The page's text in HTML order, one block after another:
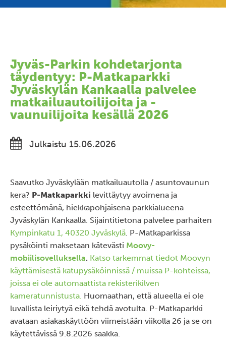
Jyväs-Parkin kohdetarjonta
täydentyy: P-Matkaparkki
Jyväskylän Kankaalla palvelee
matkailuautoilijoita ja -
vaunuilijoita kesällä 2026
Julkaistu 15.06.2026
Saavutko Jyväskylään matkailuautolla / asuntovaunun
kera? P-Matkaparkki levittäytyy avoimena ja
esteettömänä, hiekkapohjaisena parkkialueena
Jyväskylän Kankaalla. Sijaintitietona palvelee parhaiten
Kympinkatu 1, 40320 Jyväskylä. P-Matkaparkissa
pysäköinti maksetaan kätevästi Moovy-
mobiilisovelluksella. Katso tarkemmat tiedot Moovyn
käyttämisestä katupysäköinnissä / muissa P-kohteissa,
joissa ei ole automaattista rekisterikilven
kameratunnistusta. Huomaathan, että alueella ei ole
luvallista leiriytyä eikä tehdä avotulta. P-Matkaparkki
avataan asiakaskäyttöön viimeistään viikolla 26 ja se on
käytettävissä 9.8.2026 saakka.